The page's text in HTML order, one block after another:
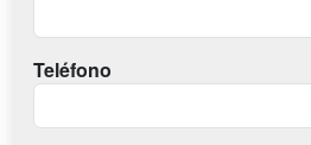
Teléfono